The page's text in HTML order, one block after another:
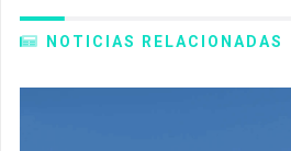
NOTICIAS RELACIONADAS